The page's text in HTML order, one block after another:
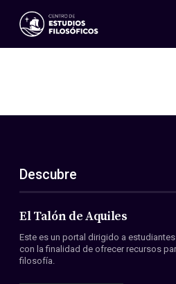
Eventos
ES
EN
Acerca de nosotros
Miembros
Convenios
Descubre
El Talón de Aquiles
Este es un portal dirigido a
con la finalidad de ofrecer recursos
filosofía.